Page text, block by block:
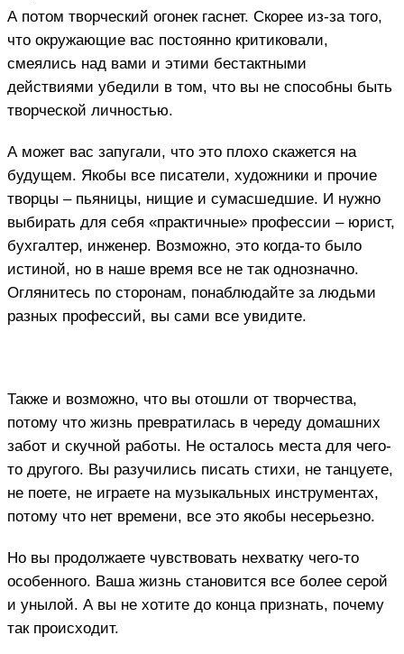
А потом творческий огонек гаснет. Скорее из-за того,
что окружающие вас постоянно критиковали,
смеялись над вами и этими бестактными
действиями убедили в том, что вы не способны быть
творческой личностью.
А может вас запугали, что это плохо скажется на
будущем. Якобы все писатели, художники и прочие
творцы – пьяницы, нищие и сумасшедшие. И нужно
выбирать для себя «практичные» профессии – юрист,
бухгалтер, инженер. Возможно, это когда-то было
истиной, но в наше время все не так однозначно.
Оглянитесь по сторонам, понаблюдайте за людьми
разных профессий, вы сами все увидите.
Также и возможно, что вы отошли от творчества,
потому что жизнь превратилась в череду домашних
забот и скучной работы. Не осталось места для чего-
то другого. Вы разучились писать стихи, не танцуете,
не поете, не играете на музыкальных инструментах,
потому что нет времени, все это якобы несерьезно.
Но вы продолжаете чувствовать нехватку чего-то
особенного. Ваша жизнь становится все более серой
и унылой. А вы не хотите до конца признать, почему
так происходит.